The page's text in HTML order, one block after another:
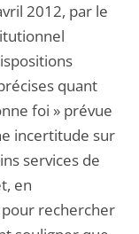
2012, par le
quant
foi » prévue
incertitude sur
services de
en
pour rechercher